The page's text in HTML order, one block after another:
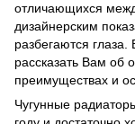
отличающихся
дизайнерским
разбегаются
рассказать Вам об
преимуществах и
Чугунные